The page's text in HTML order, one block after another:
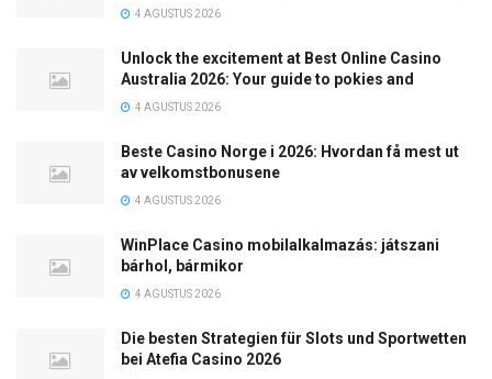
4 AGUSTUS 2026
Unlock the excitement at Best Online Casino
Australia 2026: Your guide to pokies and
4 AGUSTUS 2026
Beste Casino Norge i 2026: Hvordan få mest ut
av velkomstbonusene
4 AGUSTUS 2026
WinPlace Casino mobilalkalmazás: játszani
bárhol, bármikor
4 AGUSTUS 2026
Die besten Strategien für Slots und Sportwetten
bei Atefia Casino 2026